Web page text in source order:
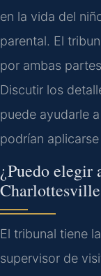
en la vida del
parental. El
por ambas
Discutir los
puede ayudarle
podrían
¿Puedo elegir
El tribunal tiene
supervisor de